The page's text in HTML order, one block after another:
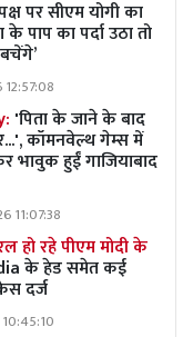
पर सीएम योगी का
पाप का पर्दा उठा तो
'पिता के जाने के बाद
कॉमनवेल्थ गेम्स में
भावुक हुईं गाजियाबाद
11:07:38
हो रहे पीएम मोदी के
के हेड समेत कई
दर्ज